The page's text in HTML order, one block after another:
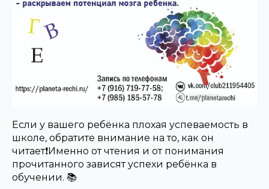
Если у вашего ребёнка плохая успеваемость в
школе, обратите внимание на то, как он
читает❗️Именно от чтения и от понимания
прочитанного зависят успехи ребёнка в
обучении. 📚